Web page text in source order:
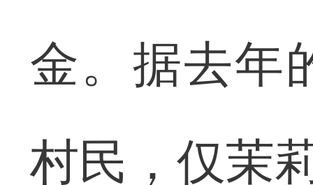
金。据去年
村民，仅茉